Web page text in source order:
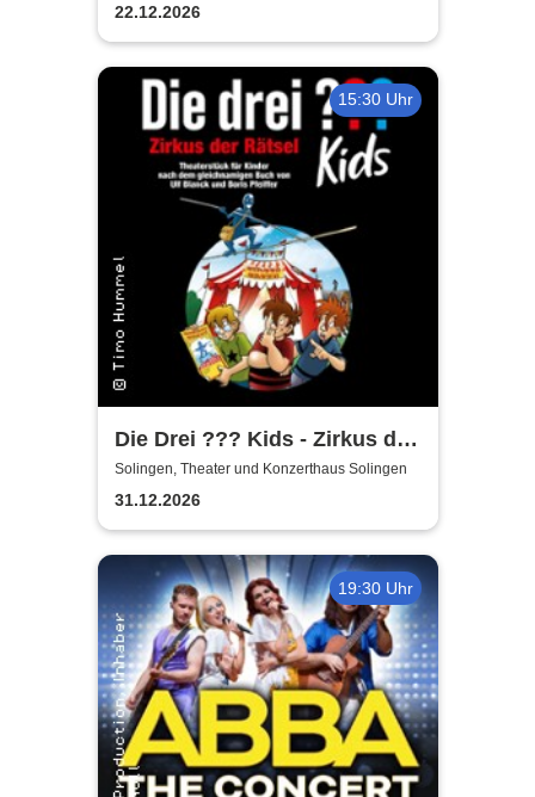
22.12.2026
15:30 Uhr
Die Drei ??? Kids - Zirkus der
Rätsel
Solingen, Theater und Konzerthaus Solingen
31.12.2026
19:30 Uhr